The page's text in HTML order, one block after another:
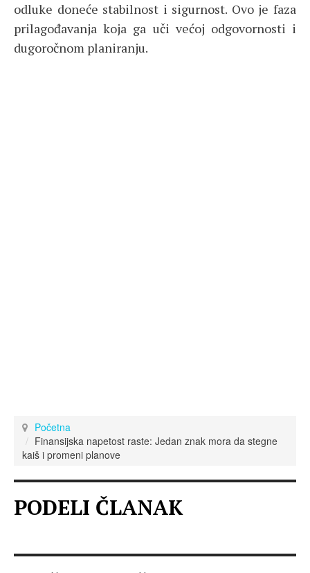
odluke doneće stabilnost i sigurnost. Ovo je faza
prilagođavanja koja ga uči većoj odgovornosti i
dugoročnom planiranju.
Početna
Finansijska napetost raste: Jedan znak mora da stegne
kaiš i promeni planove
PODELI ČLANAK